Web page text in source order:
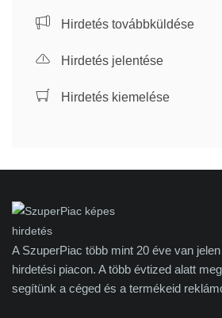
Hirdetés továbbküldése
Hirdetés jelentése
Hirdetés kiemelése
A SzuperPiac több mint 20 éve van
hirdetési piacon. A több évtized alatt
segítünk a céged és a termékeid